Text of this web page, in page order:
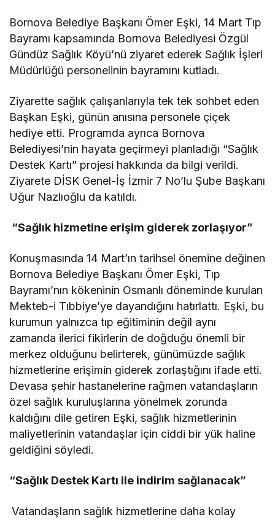
Bornova Belediye Başkanı Ömer Eşki, 14 Mart Tıp
Bayramı kapsamında Bornova Belediyesi Özgül
Gündüz Sağlık Köyü’nü ziyaret ederek Sağlık İşleri
Müdürlüğü personelinin bayramını kutladı.
Ziyarette sağlık çalışanlarıyla tek tek sohbet eden
Başkan Eşki, günün anısına personele çiçek
hediye etti. Programda ayrıca Bornova
Belediyesi’nin hayata geçirmeyi planladığı “Sağlık
Destek Kartı” projesi hakkında da bilgi verildi.
Ziyarete DİSK Genel-İş İzmir 7 No’lu Şube Başkanı
Uğur Nazlıoğlu da katıldı.
“Sağlık hizmetine erişim giderek zorlaşıyor”
Konuşmasında 14 Mart’ın tarihsel önemine değinen
Bornova Belediye Başkanı Ömer Eşki, Tıp
Bayramı’nın kökeninin Osmanlı döneminde kurulan
Mekteb-i Tıbbiye’ye dayandığını hatırlattı. Eşki, bu
kurumun yalnızca tıp eğitiminin değil aynı
zamanda ilerici fikirlerin de doğduğu önemli bir
merkez olduğunu belirterek, günümüzde sağlık
hizmetlerine erişimin giderek zorlaştığını ifade etti.
Devasa şehir hastanelerine rağmen vatandaşların
özel sağlık kuruluşlarına yönelmek zorunda
kaldığını dile getiren Eşki, sağlık hizmetlerinin
maliyetlerinin vatandaşlar için ciddi bir yük haline
geldiğini söyledi.
“Sağlık Destek Kartı ile indirim sağlanacak”
Vatandaşların sağlık hizmetlerine daha kolay